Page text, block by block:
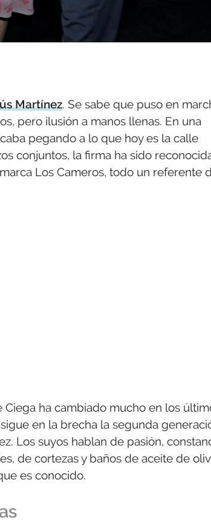
Martínez. Se sabe que puso en
pero ilusión a manos llenas. En una
pegando a lo que hoy es la calle
conjuntos, la firma ha sido
Los Cameros, todo un referente
ha cambiado mucho en los
en la brecha la segunda
Los suyos hablan de pasión,
de cortezas y baños de aceite de
es conocido.